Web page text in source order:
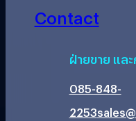
Contact
ฝ่ายขาย แล
085-848-
2253